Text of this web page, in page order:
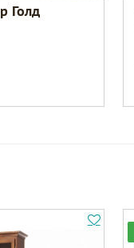
Голд